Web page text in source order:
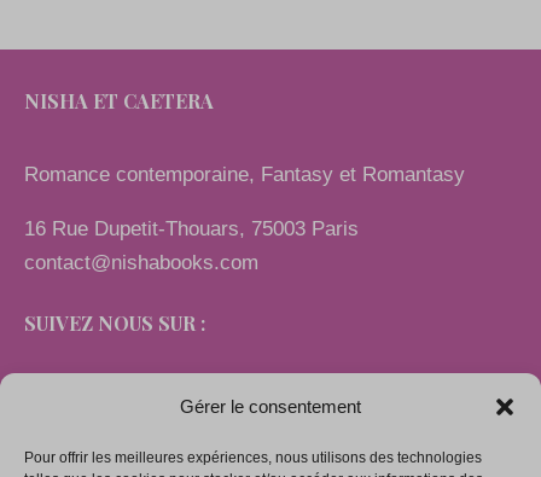
Gérer le consentement
Pour offrir les meilleures expériences, nous utilisons des technologies
NISHA ET CAETERA
Romance contemporaine, Fantasy et Romantasy
16 Rue Dupetit-Thouars, 75003 Paris
contact@nishabooks.com
SUIVEZ NOUS SUR :